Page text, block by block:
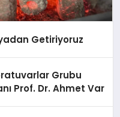
Getiriyoruz
Grubu
Prof. Dr. Ahmet Var